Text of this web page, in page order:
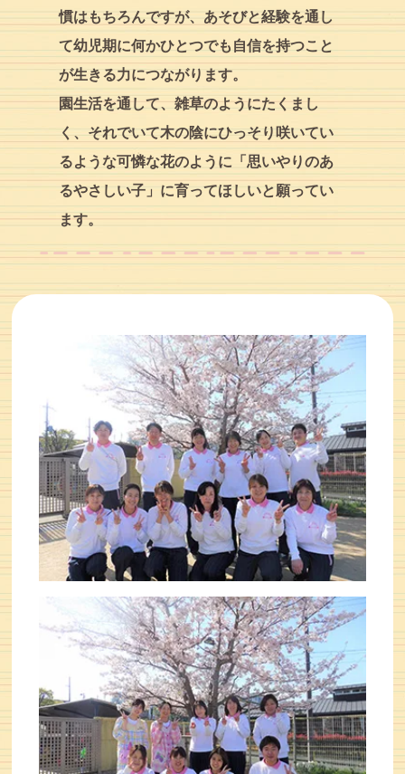
慣はもちろんですが、あそびと経験を通し
て幼児期に何かひとつでも自信を持つこと
が生きる力につながります。
園生活を通して、雑草のようにたくまし
く、それでいて木の陰にひっそり咲いてい
るような可憐な花のように「思いやりのあ
るやさしい子」に育ってほしいと願ってい
ます。